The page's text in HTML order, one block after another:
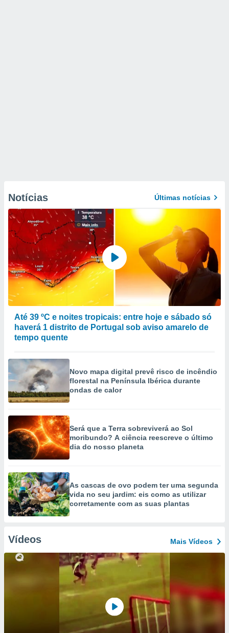
Notícias Últimas notícias
Até 39 ºC e noites tropicais: entre hoje e sábado só
haverá 1 distrito de Portugal sob aviso amarelo de
tempo quente
Novo mapa digital prevê risco de incêndio
florestal na Península Ibérica durante
ondas de calor
Será que a Terra sobreviverá ao Sol
moribundo? A ciência reescreve o último
dia do nosso planeta
As cascas de ovo podem ter uma segunda
vida no seu jardim: eis como as utilizar
corretamente com as suas plantas
Vídeos Mais Vídeos